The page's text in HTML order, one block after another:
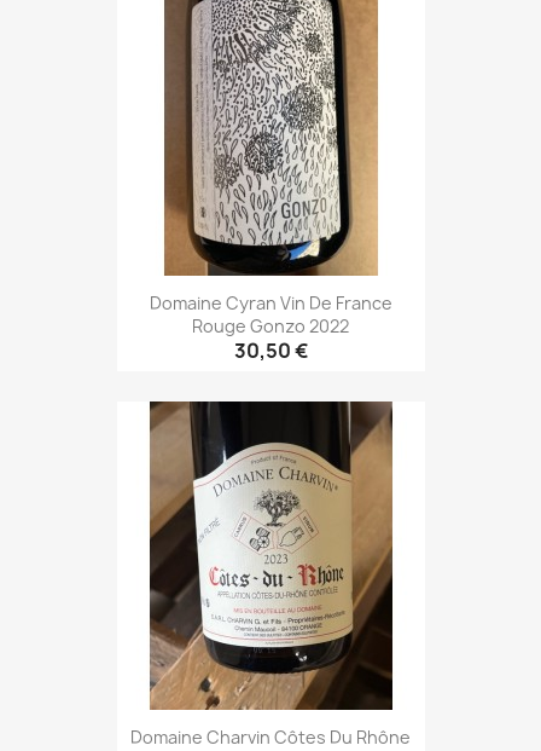
Domaine Cyran Vin De France
Rouge Gonzo 2022
30,50 €
Domaine Charvin Côtes Du Rhône